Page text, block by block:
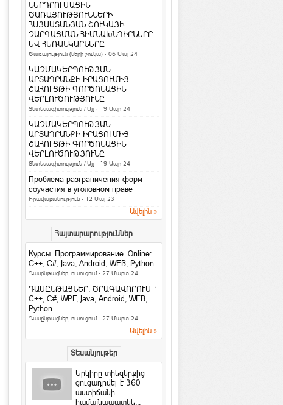
Երկնագույն աչքերով կատուն
համացանցի աստղ է դարձել
Տեսանյութեր / Ֆոտո
Ամանոր 2016` Կարմիր կամ Կրակե
Տոներ և օրեր
Կենդանակերպի
ամենա-ամենա
նշանները. իմացիր, թե
ինչով ես ...
Հասարակություն
4 հարց մտավոր կարողությունները
ստուգելու համար
3 գաղտնիք, որոնք տղամարդիկ
երբեք չեն բարձրաձայնում
տվյալների մշակման
կենտրոնը կաշխատի
քամու...
Համացանց ·rafoaper777
Все женщины продажны /Б. Шоу
На русском / In english
6 պարզ միջոց՝ ամուսնությունը
երջանիկ դարձնելու համար
Երջանկությունն ափի մեջ
Խորհուրդներ
Հրաշք Աղջիկ
Մտորումներ
ՆԵՐԴՐՈՒՄԱՅԻՆ
ԾԱՌԱՅՈՒԹՅՈՒՆՆԵՐԻ
ՀԱՅԱՍՏԱՆՅԱՆ ՇՈՒԿԱՅԻ
ԶԱՐԳԱՑՄԱՆ ՀԻՄՆԱԽՆԴԻՐՆԵՐԸ
ԵՎ ՀԵՌԱՆԿԱՐՆԵՐԸ
Ծառայություն (ների շուկա) · 06 Մայ 24
ԿԱԶՄԱԿԵՐՊՈՒԹՅԱՆ
ԱՐՏԱԴՐԱՆՔԻ ԻՐԱՑՈՒՄԻՑ
ՇԱՀՈՒՅԹԻ ԳՈՐԾՈՆԱՅԻՆ
ՎԵՐԼՈՒԾՈՒԹՅՈՒՆԸ
Տնտեսագիտություն / Այլ · 19 Ապր 24
ԿԱԶՄԱԿԵՐՊՈՒԹՅԱՆ
ԱՐՏԱԴՐԱՆՔԻ ԻՐԱՑՈՒՄԻՑ
ՇԱՀՈՒՅԹԻ ԳՈՐԾՈՆԱՅԻՆ
ՎԵՐԼՈՒԾՈՒԹՅՈՒՆԸ
Տնտեսագիտություն / Այլ · 19 Ապր 24
Проблема разграничения форм
соучастия в уголовном праве
Իրավաբանություն · 12 Մայ 23
Ավելին »
Հայտարարություններ
Курсы. Программирование. Online:
C++, C#, Java, Android, WEB, Python
Դասընթացներ, ուսուցում· 27 Մարտ 24
ԴԱՍԸՆԹԱՑՆԵՐ. ԾՐԱԳԱՎՈՐՈՒՄ ‘
C++, C#, WPF, Java, Android, WEB,
Python
Դասընթացներ, ուսուցում· 27 Մարտ 24
Ավելին »
Տեսանյութեր
Երկիրը տիեզերքից
ցուցադրվել է 360
աստիճանի
համայնապատկե...